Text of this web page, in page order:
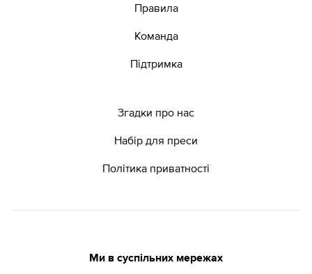
Правила
Команда
Підтримка
Згадки про нас
Набір для преси
Політика приватності
Ми в суспільних мережах